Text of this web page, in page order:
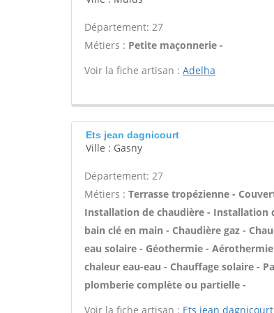
Département: 27
Métiers : Petite maçonnerie -
Voir la fiche artisan : Adelha
Ets jean dagnicourt
Ville : Gasny
Département: 27
Métiers : Terrasse tropézienne -
Installation de chaudière - Installation
bain clé en main - Chaudière gaz -
eau solaire - Géothermie -
chaleur eau-eau - Chauffage solaire -
plomberie complète ou partielle -
Voir la fiche artisan : Ets jean dagnicourt